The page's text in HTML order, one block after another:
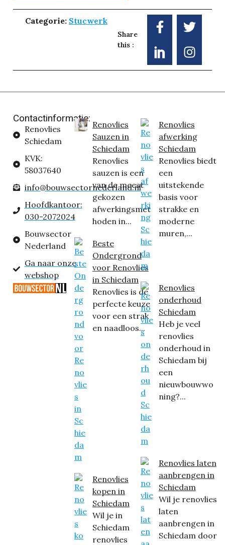
Categorie: Stucwerk
Share
this :
Contactinformatie:
Renovlies
Schiedam
KVK:
58037640
info@bouwsectornederland.nl
Hoofdkantoor:
030-2072024
Bouwsector
Nederland
Ga naar onze
webshop
Renovlies
Sauzen in
Schiedam
Renovlies
sauzen is een
van de meest
gekozen
afwerkingsmet
hoden in...
Beste
Ondergrond
voor Renovlies
in Schiedam
Renovlies is de
perfecte keuze
voor een strak
en naadloos...
Renovlies
kopen in
Schiedam
Wil je in
Schiedam
renovlies
Renovlies
afwerking
Schiedam
Renovlies biedt
een
uitstekende
basis voor
strakke en
moderne
muren,...
Renovlies
onderhoud
Schiedam
Heb je veel
renovlies
onderhoud in
Schiedam bij
een
nieuwbouwwo
ning?...
Renovlies laten
aanbrengen in
Schiedam
Wil je renovlies
laten
aanbrengen in
Schiedam door